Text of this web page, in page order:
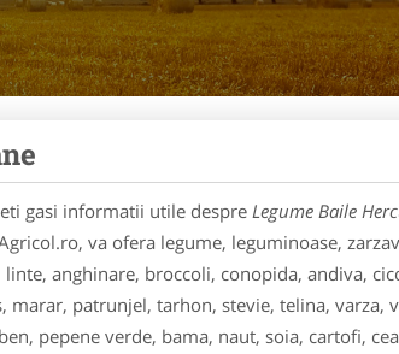
gasi informatii utile despre Legume Baile
va ofera legume, leguminoase,
anghinare, broccoli, conopida, andiva,
marar, patrunjel, tarhon, stevie, telina, varza,
pepene verde, bama, naut, soia, cartofi,